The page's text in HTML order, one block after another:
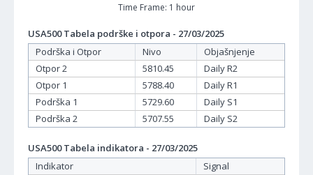
Time Frame: 1 hour
USA500 Tabela podrške i otpora - 27/03/2025
Podrška i Otpor
Nivo
Objašnjenje
Otpor 2
5810.45
Daily R2
Otpor 1
5788.40
Daily R1
Podrška 1
5729.60
Daily S1
Podrška 2
5707.55 Daily S2
USA500 Tabela indikatora - 27/03/2025
Indikator
Signal